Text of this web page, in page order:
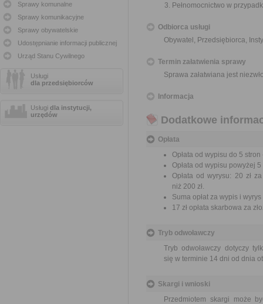
Sprawy komunalne
Sprawy komunikacyjne
Sprawy obywatelskie
Udostępnianie informacji publicznej
Urząd Stanu Cywilnego
Usługi
dla przedsiębiorców
Usługi dla instytucji,
urzędów
Pełnomocnictwo w
Odbiorca usługi
Obywatel, Przedsiębiorca,
Termin załatwienia sprawy
Sprawa załatwiana jest
Informacja
Dodatkowe
Opłata
Opłata od wypisu do 5 stron
Opłata od wypisu powyżej 5
Opłata od wyrysu: 20 zł
niż 200 zł.
Suma opłat za wypis i
17 zł opłata skarbowa za
Tryb odwoławczy
Tryb odwoławczy dotyczy
się w terminie 14 dni od dnia
Skargi i wnioski
Przedmiotem skargi może